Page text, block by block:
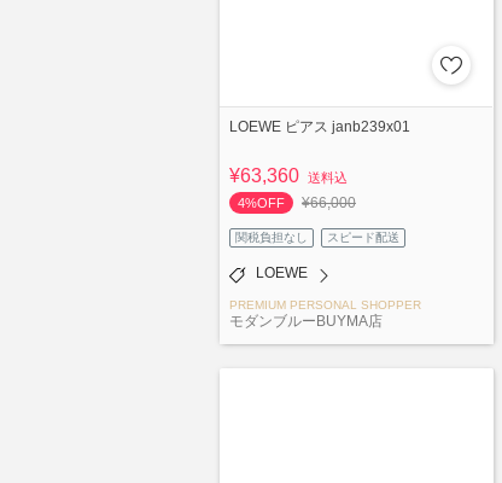
LOEWE ピアス janb239x01
¥63,360 送料込
4%OFF
¥66,000
関税負担なし スピード配送
LOEWE
PREMIUM PERSONAL SHOPPER
モダンブルーBUYMA店